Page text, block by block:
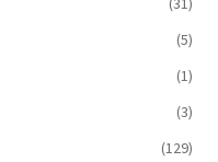
(5)
(1)
(3)
(129)